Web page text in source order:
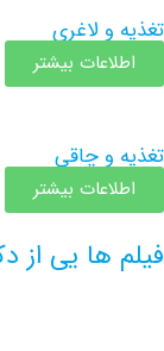
بیشتر
بیشتر
یی از